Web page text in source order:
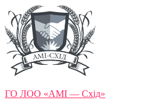
ГО ЛОО «АМІ — Схід»